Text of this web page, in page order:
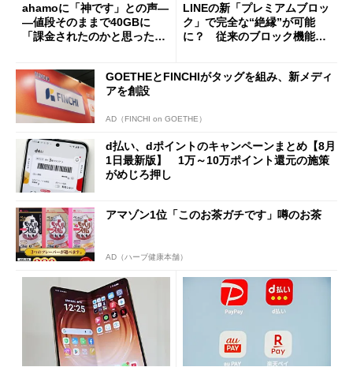
ahamoに「神です」との声―
―値段そのままで40GBに
「課金されたのかと思った」
LINEの新「プレミアムブロッ
ク」で完全な“絶縁”が可能
に？ 従来のブロック機能と
GOETHEとFINCHIがタッグを組み、新メディ
アを創設
AD（FINCHI on GOETHE）
d払い、dポイントのキャンペーンまとめ【8月
1日最新版】 1万～10万ポイント還元の施策
がめじろ押し
アマゾン1位「このお茶ガチです」噂のお茶
AD（ハーブ健康本舗）